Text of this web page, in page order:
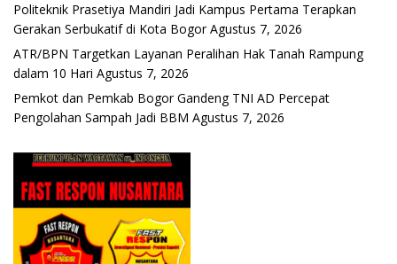
Politeknik Prasetiya Mandiri Jadi Kampus Pertama Terapkan
Gerakan Serbukatif di Kota Bogor Agustus 7, 2026
ATR/BPN Targetkan Layanan Peralihan Hak Tanah Rampung
dalam 10 Hari Agustus 7, 2026
Pemkot dan Pemkab Bogor Gandeng TNI AD Percepat
Pengolahan Sampah Jadi BBM Agustus 7, 2026